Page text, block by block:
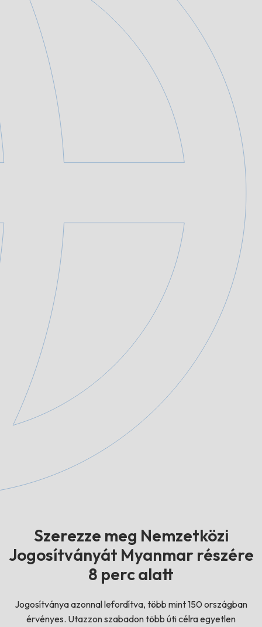
Szerezze meg Nemzetközi
Jogosítványát Myanmar részére
8 perc alatt
Jogosítványa azonnal lefordítva, több mint 150 országban
érvényes. Utazzon szabadon több úti célra egyetlen